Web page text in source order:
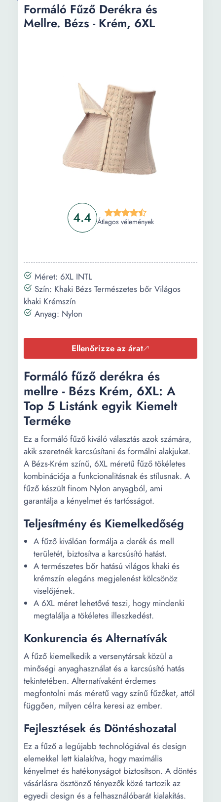
4.4 Átlagos vélemények
Formáló Fűző Derékra és
Mellre. Bézs - Krém, 6XL
Méret: 6XL INTL
Szín: Khaki Bézs Természetes bőr Világos
khaki Krémszín
Anyag: Nylon
Ellenőrizze az árat
Formáló fűző derékra és
mellre - Bézs Krém, 6XL: A
Top 5 Listánk egyik Kiemelt
Terméke
Ez a formáló fűző kiváló választás azok számára,
akik szeretnék karcsúsítani és formálni alakjukat.
A Bézs-Krém színű, 6XL méretű fűző tökéletes
kombinációja a funkcionalitásnak és stílusnak. A
fűző készült finom Nylon anyagból, ami
garantálja a kényelmet és tartósságot.
Teljesítmény és Kiemelkedőség
A fűző kiválóan formálja a derék és mell
területét, biztosítva a karcsúsító hatást.
A természetes bőr hatású világos khaki és
krémszín elegáns megjelenést kölcsönöz
viselőjének.
A 6XL méret lehetővé teszi, hogy mindenki
megtalálja a tökéletes illeszkedést.
Konkurencia és Alternatívák
A fűző kiemelkedik a versenytársak közül a
minőségi anyaghasználat és a karcsúsító hatás
tekintetében. Alternatívaként érdemes
megfontolni más méretű vagy színű fűzőket, attól
függően, milyen célra keresi az ember.
Fejlesztések és Döntéshozatal
Ez a fűző a legújabb technológiával és design
elemekkel lett kialakítva, hogy maximális
kényelmet és hatékonyságot biztosítson. A döntés
vásárlásra ösztönző tényezők közé tartozik az
egyedi design és a felhasználóbarát kialakítás.